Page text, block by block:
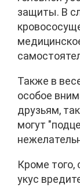
защиты. В
Также в
особое
друзьям,
могут
Кроме того,
укус